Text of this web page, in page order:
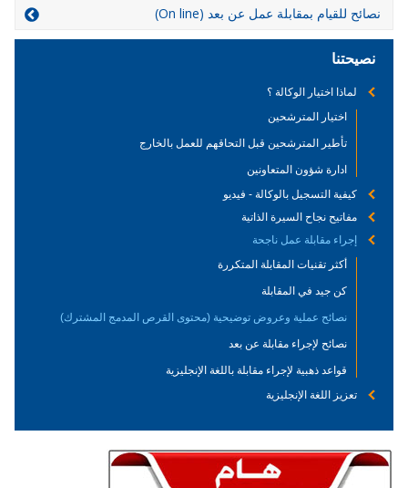
نصائح للقيام بمقابلة عمل عن بعد (On line)
نصيحتنا
لماذا اختيار الوكالة ؟
اختيار المترشحين
تأطير المترشحين قبل التحاقهم للعمل بالخارج
ادارة شؤون المتعاونين
كيفية التسجيل بالوكالة - فيديو
مفاتيح نجاح السيرة الذاتية
إجراء مقابلة عمل ناجحة
أكثر تقنيات المقابلة المتكررة
كن جيد في المقابلة
نصائح عملية وعروض توضيحية (محتوى القرص المدمج المشترك)
نصائح لإجراء مقابلة عن بعد
قواعد ذهبية لإجراء مقابلة باللغة الإنجليزية
تعزيز اللغة الإنجليزية